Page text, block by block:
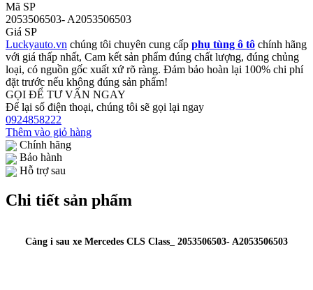
Mã SP
2053506503- A2053506503
Giá SP
Luckyauto.vn chúng tôi chuyên cung cấp phụ tùng ô tô chính hãng
với giá thấp nhất, Cam kết sản phẩm đúng chất lượng, đúng chủng
loại, có nguồn gốc xuất xứ rõ ràng. Đảm bảo hoàn lại 100% chi phí
đặt trước nếu không đúng sản phẩm!
GỌI ĐỂ TƯ VẤN NGAY
Để lại số điện thoại, chúng tôi sẽ gọi lại ngay
0924858222
Thêm vào giỏ hàng
Chính hãng
Bảo hành
Hỗ trợ sau
Chi tiết sản phẩm
Càng i sau xe Mercedes CLS Class_ 2053506503- A2053506503